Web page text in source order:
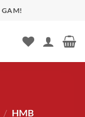
GAM!
/ HMB